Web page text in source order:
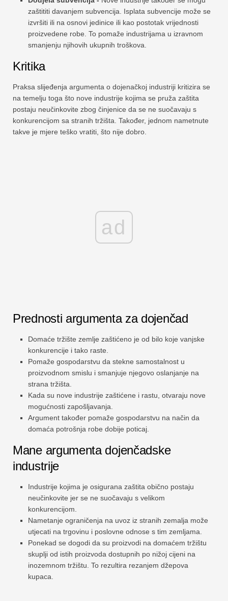
zaštititi davanjem subvencija. Isplata subvencije može se
izvršiti ili na osnovi jedinice ili kao postotak vrijednosti
proizvedene robe. To pomaže industrijama u izravnom
smanjenju njihovih ukupnih troškova.
Kritika
Praksa slijeđenja argumenta o dojenačkoj industriji kritizira se
na temelju toga što nove industrije kojima se pruža zaštita
postaju neučinkovite zbog činjenice da se ne suočavaju s
konkurencijom sa stranih tržišta. Također, jednom nametnute
takve je mjere teško vratiti, što nije dobro.
ad
Prednosti argumenta za dojenčad
Domaće tržište zemlje zaštićeno je od bilo koje vanjske
konkurencije i tako raste.
Pomaže gospodarstvu da stekne samostalnost u
proizvodnom smislu i smanjuje njegovo oslanjanje na
strana tržišta.
Kada su nove industrije zaštićene i rastu, otvaraju nove
mogućnosti zapošljavanja.
Argument također pomaže gospodarstvu na način da
domaća potrošnja robe dobije poticaj.
Mane argumenta dojenčadske
industrije
Industrije kojima je osigurana zaštita obično postaju
neučinkovite jer se ne suočavaju s velikom
konkurencijom.
Nametanje ograničenja na uvoz iz stranih zemalja može
utjecati na trgovinu i poslovne odnose s tim zemljama.
Ponekad se dogodi da su proizvodi na domaćem tržištu
skuplji od istih proizvoda dostupnih po nižoj cijeni na
inozemnom tržištu. To rezultira rezanjem džepova
kupaca.